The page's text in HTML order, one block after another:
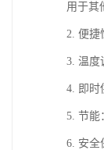
用于其
2. 便捷
3. 温度
4. 即时
5. 节能
6. 安全